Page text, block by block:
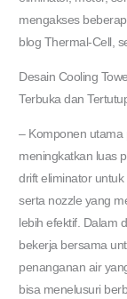
mengakses
blog Thermal-Cell,
Desain Cooling
Terbuka dan
– Komponen utama
meningkatkan luas
drift eliminator
serta nozzle yang
lebih efektif. Dalam
bekerja bersama
penanganan air
bisa menelusuri